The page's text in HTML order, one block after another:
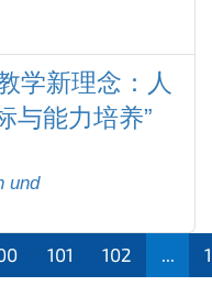
学新理念：人
与能力培养”
und
101 102 ...